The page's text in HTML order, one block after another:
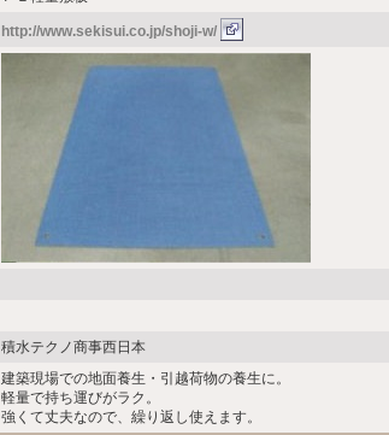
http://www.sekisui.co.jp/shoji-w/
積水テクノ商事西日本
建築現場での地面養生・引越荷物の養生に。
軽量で持ち運びがラク。
強くて丈夫なので、繰り返し使えます。